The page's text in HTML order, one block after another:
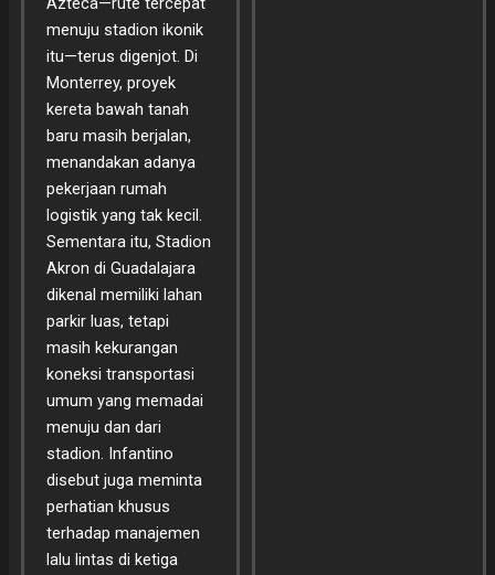
menuju stadion ikonik
itu—terus digenjot. Di
Monterrey, proyek
kereta bawah tanah
baru masih berjalan,
menandakan adanya
pekerjaan rumah
logistik yang tak kecil.
Sementara itu, Stadion
Akron di Guadalajara
dikenal memiliki lahan
parkir luas, tetapi
masih kekurangan
koneksi transportasi
umum yang memadai
menuju dan dari
stadion. Infantino
disebut juga meminta
perhatian khusus
terhadap manajemen
lalu lintas di ketiga